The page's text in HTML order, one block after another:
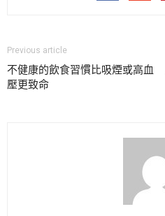
Previous article
不健康的飲食習慣比吸煙或高血
壓更致命